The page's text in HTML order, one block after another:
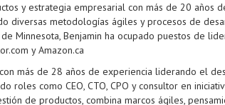
y estrategia empresarial con más de 20 años
diversas metodologías ágiles y procesos de
Minnesota, Benjamin ha ocupado puestos de
y Amazon.ca
más de 28 años de experiencia liderando el
roles como CEO, CTO, CPO y consultor en
de productos, combina marcos ágiles,